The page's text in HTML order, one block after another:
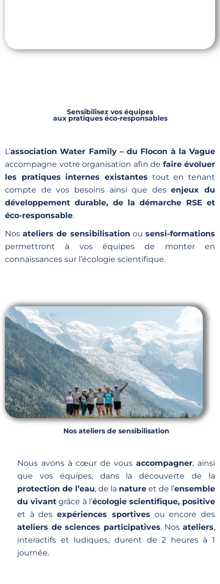
Sensibilisez vos équipes
aux pratiques éco-responsables
L’association Water Family – du Flocon à la Vague
accompagne votre organisation afin de faire évoluer
les pratiques internes existantes tout en tenant
compte de vos besoins ainsi que desenjeux du
développement durable, de la démarche RSE et
éco-responsable.
Nosateliers de sensibilisation ousensi-formations
permettront à vos équipes de monter en
connaissances sur l’écologie scientifique.
Nos ateliers de sensibilisation
Nous avons à cœur de vous accompagner, ainsi
que vos équipes, dans la découverte de la
protection de l’eau, de la nature et de l’ensemble
du vivant grâce à l’écologie scientifique, positive
et à desexpériences sportives ou encore des
ateliers de sciences participatives. Nosateliers,
interactifs et ludiques, durent de 2 heures à 1
journée.